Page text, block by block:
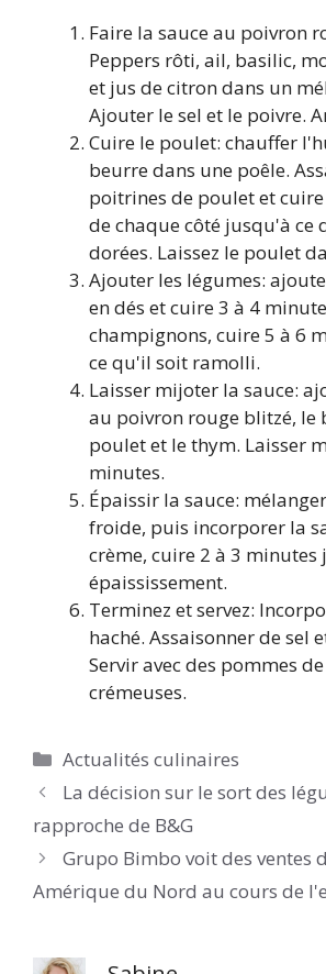
Faire la sauce au poivron
Peppers rôti, ail, basilic,
et jus de citron dans un
Ajouter le sel et le poivre.
Cuire le poulet: chauffer
beurre dans une poêle.
poitrines de poulet et
de chaque côté jusqu'à ce
dorées. Laissez le poulet
Ajouter les légumes:
en dés et cuire 3 à 4
champignons, cuire 5 à 6
ce qu'il soit ramolli.
Laisser mijoter la sauce:
au poivron rouge blitzé, le
poulet et le thym. Laisser
minutes.
Épaissir la sauce:
froide, puis incorporer la
crème, cuire 2 à 3 minutes
épaississement.
Terminez et servez:
haché. Assaisonner de sel
Servir avec des pommes
crémeuses.
Catégories
Actualités culinaires
La décision sur le sort des
rapproche de B&G
Grupo Bimbo voit des ventes
Amérique du Nord au cours de